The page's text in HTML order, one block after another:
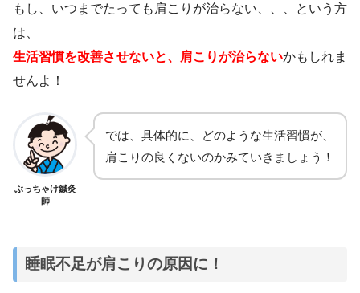
もし、いつまでたっても肩こりが治らない、、、という方
は、
生活習慣を改善させないと、肩こりが治らないかもしれま
せんよ！
ぶっちゃけ鍼灸
師
では、具体的に、どのような生活習慣が、
肩こりの良くないのかみていきましょう！
睡眠不足が肩こりの原因に！